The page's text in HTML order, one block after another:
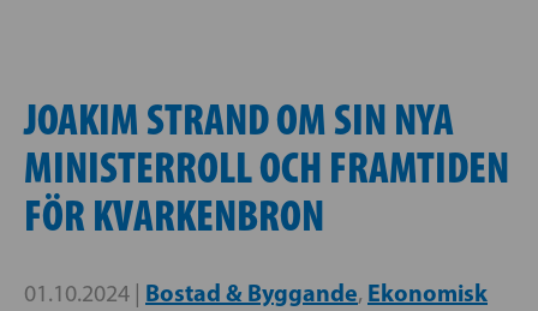
JOAKIM STRAND OM SIN NYA
MINISTERROLL OCH FRAMTIDEN
FÖR KVARKENBRON
01.10.2024 | Bostad & Byggande, Ekonomisk